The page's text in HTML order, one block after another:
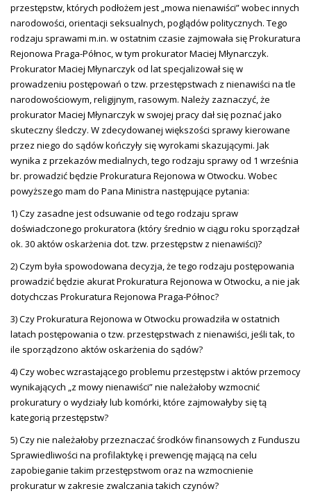
przestępstw, których podłożem jest „mowa nienawiści” wobec innych
narodowości, orientacji seksualnych, poglądów politycznych. Tego
rodzaju sprawami m.in. w ostatnim czasie zajmowała się Prokuratura
Rejonowa Praga-Północ, w tym prokurator Maciej Młynarczyk.
Prokurator Maciej Młynarczyk od lat specjalizował się w
prowadzeniu postępowań o tzw. przestępstwach z nienawiści na tle
narodowościowym, religijnym, rasowym. Należy zaznaczyć, że
prokurator Maciej Młynarczyk w swojej pracy dał się poznać jako
skuteczny śledczy. W zdecydowanej większości sprawy kierowane
przez niego do sądów kończyły się wyrokami skazującymi. Jak
wynika z przekazów medialnych, tego rodzaju sprawy od 1 września
br. prowadzić będzie Prokuratura Rejonowa w Otwocku. Wobec
powyższego mam do Pana Ministra następujące pytania:
1) Czy zasadne jest odsuwanie od tego rodzaju spraw
doświadczonego prokuratora (który średnio w ciągu roku sporządzał
ok. 30 aktów oskarżenia dot. tzw. przestępstw z nienawiści)?
2) Czym była spowodowana decyzja, że tego rodzaju postępowania
prowadzić będzie akurat Prokuratura Rejonowa w Otwocku, a nie jak
dotychczas Prokuratura Rejonowa Praga-Północ?
3) Czy Prokuratura Rejonowa w Otwocku prowadziła w ostatnich
latach postępowania o tzw. przestępstwach z nienawiści, jeśli tak, to
ile sporządzono aktów oskarżenia do sądów?
4) Czy wobec wzrastającego problemu przestępstw i aktów przemocy
wynikających „z mowy nienawiści” nie należałoby wzmocnić
prokuratury o wydziały lub komórki, które zajmowałyby się tą
kategorią przestępstw?
5) Czy nie należałoby przeznaczać środków finansowych z Funduszu
Sprawiedliwości na profilaktykę i prewencję mającą na celu
zapobieganie takim przestępstwom oraz na wzmocnienie
prokuratur w zakresie zwalczania takich czynów?